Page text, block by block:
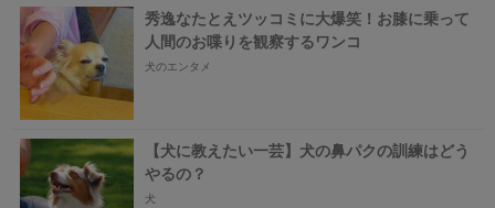
秀逸なたとえツッコミに大爆笑！お膝に乗って
人間のお喋りを観察するワンコ
犬のエンタメ
【犬に教えたい一芸】犬の鼻パクの訓練はどう
やるの？
犬